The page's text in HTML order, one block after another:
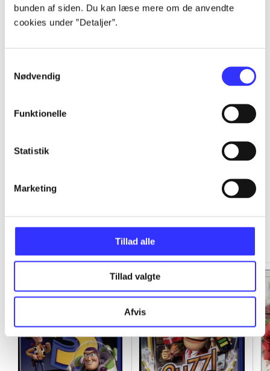
bunden af siden. Du kan læse mere om de anvendte
cookies under ”Detaljer”.
Nødvendig
Funktionelle
Statistik
Marketing
Tillad alle
Tillad valgte
Afvis
...
Minder om